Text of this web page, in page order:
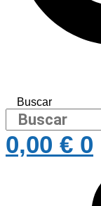
Buscar
0,00 € 0